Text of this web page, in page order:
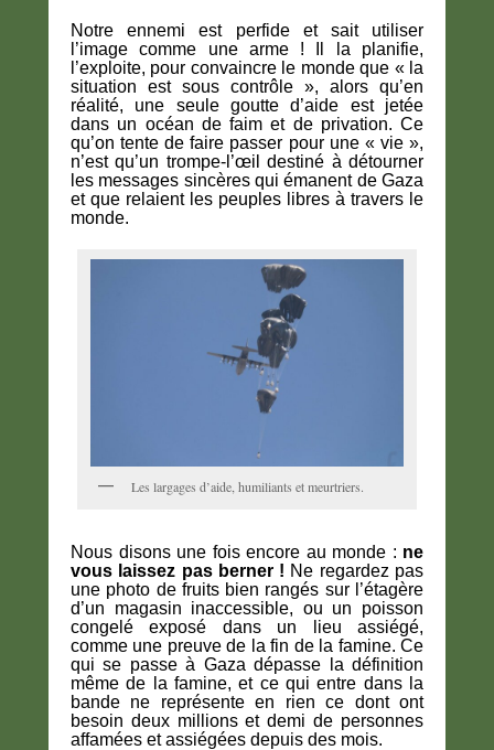
Notre ennemi est perfide et sait utiliser
l’image comme une arme ! Il la planifie,
l’exploite, pour convaincre le monde que « la
situation est sous contrôle », alors qu’en
réalité, une seule goutte d’aide est jetée
dans un océan de faim et de privation. Ce
qu’on tente de faire passer pour une « vie »,
n’est qu’un trompe-l’œil destiné à détourner
les messages sincères qui émanent de Gaza
et que relaient les peuples libres à travers le
monde.
Les largages d’aide, humiliants et meurtriers.
Nous disons une fois encore au monde : ne
vous laissez pas berner ! Ne regardez pas
une photo de fruits bien rangés sur l’étagère
d’un magasin inaccessible, ou un poisson
congelé exposé dans un lieu assiégé,
comme une preuve de la fin de la famine. Ce
qui se passe à Gaza dépasse la définition
même de la famine, et ce qui entre dans la
bande ne représente en rien ce dont ont
besoin deux millions et demi de personnes
affamées et assiégées depuis des mois.